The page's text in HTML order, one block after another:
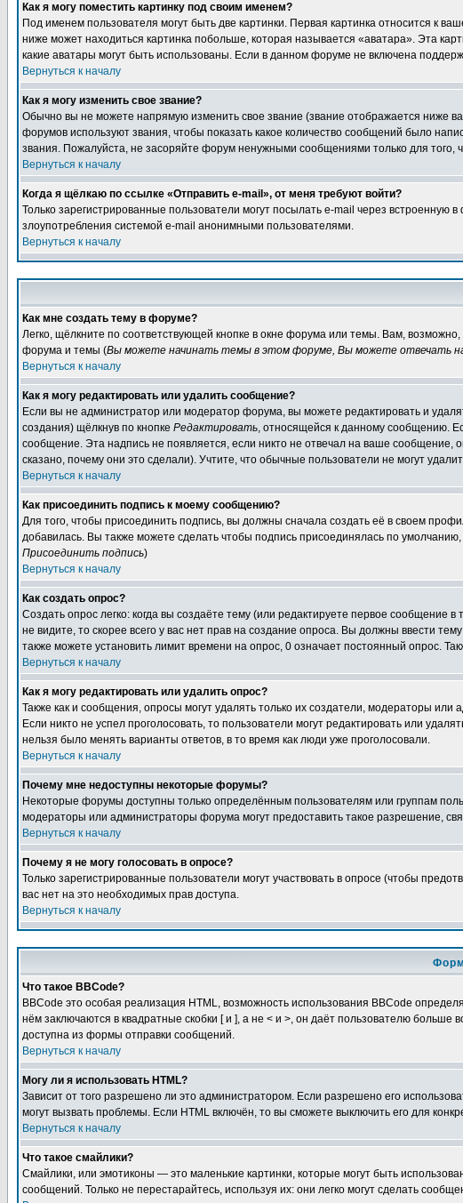
Как я могу поместить картинку под своим именем?
Под именем пользователя могут быть две картинки. Первая картинка относится к
ниже может находиться картинка побольше, которая называется «аватара». Эта
какие аватары могут быть использованы. Если в данном форуме не включена
Вернуться к началу
Как я могу изменить свое звание?
Обычно вы не можете напрямую изменить свое звание (звание отображается ниже
форумов используют звания, чтобы показать какое количество сообщений было
звания. Пожалуйста, не засоряйте форум ненужными сообщениями только для
Вернуться к началу
Когда я щёлкаю по ссылке «Отправить e-mail», от меня требуют войти?
Только зарегистрированные пользователи могут посылать e-mail через
злоупотребления системой e-mail анонимными пользователями.
Вернуться к началу
Как мне создать тему в форуме?
Легко, щёлкните по соответствующей кнопке в окне форума или темы. Вам,
форума и темы (Вы можете начинать темы в этом форуме, Вы можете отвечать
Вернуться к началу
Как я могу редактировать или удалить сообщение?
Если вы не администратор или модератор форума, вы можете редактировать и
создания) щёлкнув по кнопке Редактировать, относящейся к данному сообщению.
сообщение. Эта надпись не появляется, если никто не отвечал на ваше сообщение,
сказано, почему они это сделали). Учтите, что обычные пользователи не могут
Вернуться к началу
Как присоединить подпись к моему сообщению?
Для того, чтобы присоединить подпись, вы должны сначала создать её в своем
добавилась. Вы также можете сделать чтобы подпись присоединялась по
Присоединить подпись)
Вернуться к началу
Как создать опрос?
Создать опрос легко: когда вы создаёте тему (или редактируете первое
не видите, то скорее всего у вас нет прав на создание опроса. Вы должны ввести
также можете установить лимит времени на опрос, 0 означает постоянный опрос.
Вернуться к началу
Как я могу редактировать или удалить опрос?
Также как и сообщения, опросы могут удалять только их создатели, модераторы
Если никто не успел проголосовать, то пользователи могут редактировать или
нельзя было менять варианты ответов, в то время как люди уже проголосовали.
Вернуться к началу
Почему мне недоступны некоторые форумы?
Некоторые форумы доступны только определённым пользователям или группам
модераторы или администраторы форума могут предоставить такое разрешение,
Вернуться к началу
Почему я не могу голосовать в опросе?
Только зарегистрированные пользователи могут участвовать в опросе (чтобы
вас нет на это необходимых прав доступа.
Вернуться к началу
Что такое BBCode?
BBCode это особая реализация HTML, возможность использования BBCode
нём заключаются в квадратные скобки [ и ], а не < и >, он даёт пользователю
доступна из формы отправки сообщений.
Вернуться к началу
Могу ли я использовать HTML?
Зависит от того разрешено ли это администратором. Если разрешено его
могут вызвать проблемы. Если HTML включён, то вы сможете выключить его для
Вернуться к началу
Что такое смайлики?
Смайлики, или эмотиконы — это маленькие картинки, которые могут быть
сообщений. Только не перестарайтесь, используя их: они легко могут сделать